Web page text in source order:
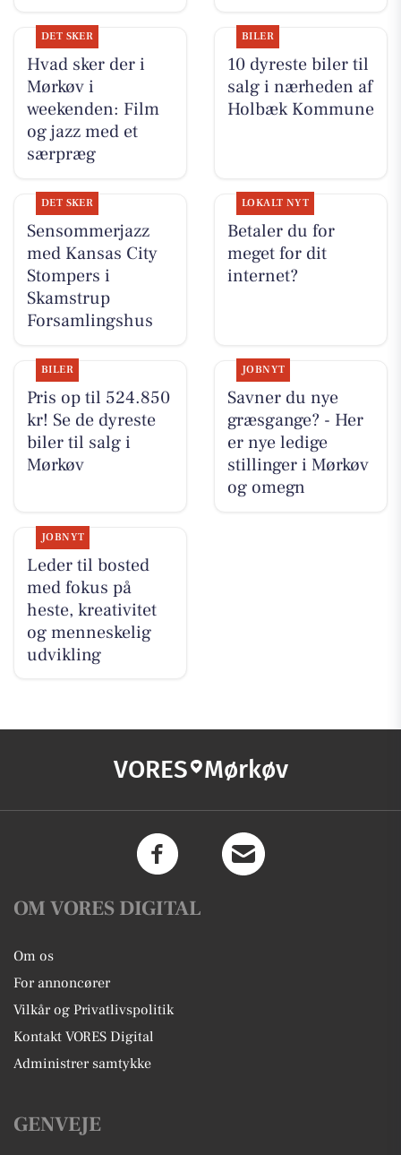
DET SKER
Hvad sker der i
Mørkøv i
weekenden: Film
og jazz med et
særpræg
BILER
10 dyreste biler til
salg i nærheden af
Holbæk Kommune
DET SKER
Sensommerjazz
med Kansas City
Stompers i
Skamstrup
Forsamlingshus
LOKALT NYT
Betaler du for
meget for dit
internet?
BILER
Pris op til 524.850
kr! Se de dyreste
biler til salg i
Mørkøv
JOBNYT
Savner du nye
græsgange? - Her
er nye ledige
stillinger i Mørkøv
og omegn
JOBNYT
Leder til bosted
med fokus på
heste, kreativitet
og menneskelig
udvikling
VORES Mørkøv
OM VORES DIGITAL
Om os
For annoncører
Vilkår og Privatlivspolitik
Kontakt VORES Digital
Administrer samtykke
GENVEJE